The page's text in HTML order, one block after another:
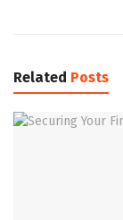
Related Posts